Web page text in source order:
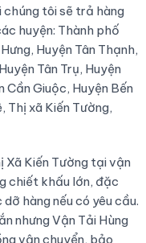
chúng tôi sẽ trả hàng
huyện: Thành phố
Huyện Tân Thạnh,
Tân Trụ, Huyện
Cần Giuộc, Huyện Bến
Thị xã Kiến Tường,
Xã Kiến Tường tại vận
chiết khấu lớn, đặc
hàng nếu có yêu cầu.
nhưng Vận Tải Hùng
vận chuyển, bảo